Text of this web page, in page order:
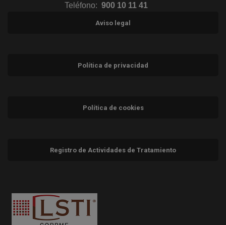
Teléfono: 900 10 11 41
Aviso legal
Política de privacidad
Política de cookies
Registro de Actividades de Tratamiento